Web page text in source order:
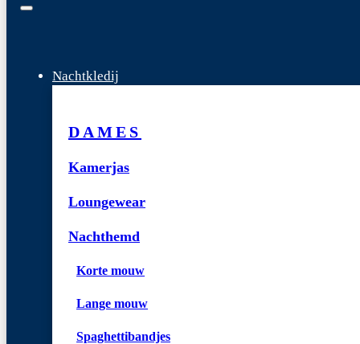
Nachtkledij
DAMES
Kamerjas
Loungewear
Nachthemd
Korte mouw
Lange mouw
Spaghettibandjes